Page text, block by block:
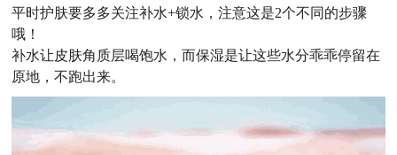
平时护肤要多多关注补水+锁水，注意这是2个不同的步骤
哦！
补水让皮肤角质层喝饱水，而保湿是让这些水分乖乖停留在
原地，不跑出来。